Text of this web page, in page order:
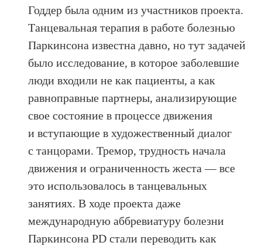
Годдер была одним из участников проекта.
Танцевальная терапия в работе болезнью
Паркинсона известна давно, но тут задачей
было исследование, в которое заболевшие
люди входили не как пациенты, а как
равноправные партнеры, анализирующие
свое состояние в процессе движения
и вступающие в художественный диалог
с танцорами. Тремор, трудность начала
движения и ограниченность жеста — все
это использовалось в танцевальных
занятиях. В ходе проекта даже
международную аббревиатуру болезни
Паркинсона PD стали переводить как